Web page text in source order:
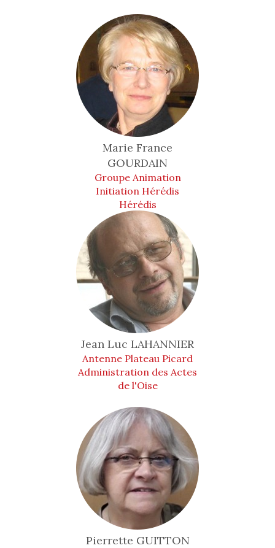
Marie France
GOURDAIN
Groupe Animation
Initiation Hérédis
Hérédis
Jean Luc LAHANNIER
Antenne Plateau Picard
Administration des Actes
de l'Oise
Pierrette GUITTON